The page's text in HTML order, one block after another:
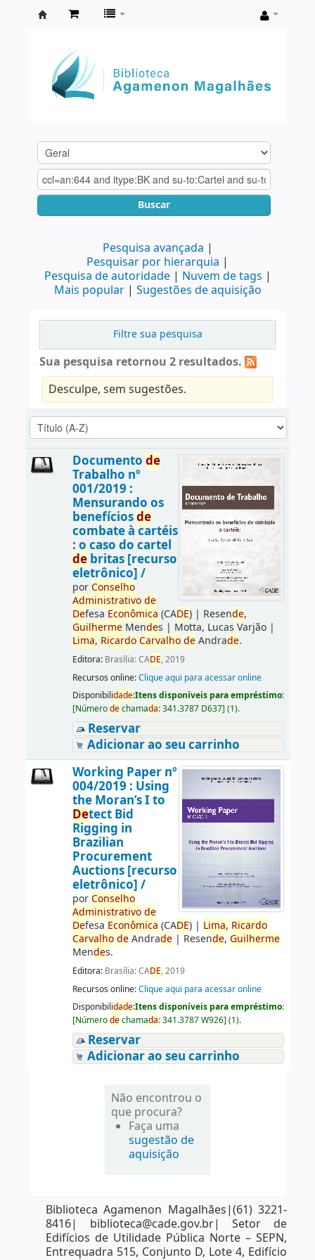
Agamenon
Magalhães
Buscar
Pesquisa avançada
Pesquisar por hierarquia
Pesquisa de autoridade
Nuvem de tags
Mais popular
Sugestões de aquisição
Filtre sua pesquisa
Sua pesquisa retornou 2 resultados.
Desculpe, sem sugestões.
Documento de
Trabalho nº
001/2019 :
Mensurando os
benefíciosde
combate à cartéis
: o caso do cartel
debritas [recurso
eletrônico] /
porConselho
Administrativo de
Defesa Econômica (CADE)| Resende,
GuilhermeMendes | Motta, Lucas Varjão|
Lima, Ricardo Carvalho deAndrade.
Editora: Brasília: CADE, 2019
Recursos online:Clique aqui para acessar online
Disponibilidade:Itens disponíveis para empréstimo:
[Númerodechamada:341.3787 D637] (1).
Reservar
Adicionar ao seu carrinho
Working Paper nº
004/2019 : Using
the Moran’s I to
Detect Bid
Rigging in
Brazilian
Procurement
Auctions [recurso
eletrônico] /
porConselho
Administrativo de
Defesa Econômica (CADE)| Lima, Ricardo
Carvalho deAndrade| Resende, Guilherme
Mendes.
Editora: Brasília: CADE, 2019
Recursos online:Clique aqui para acessar online
Disponibilidade:Itens disponíveis para empréstimo:
[Númerodechamada:341.3787 W926] (1).
Reservar
Adicionar ao seu carrinho
Não encontrou o
que procura?
Faça uma
sugestão de
aquisição
Biblioteca Agamenon Magalhães|(61) 3221-
8416| biblioteca@cade.gov.br| Setor de
Edifícios de Utilidade Pública Norte – SEPN,
Entrequadra 515, Conjunto D, Lote 4, Edifício